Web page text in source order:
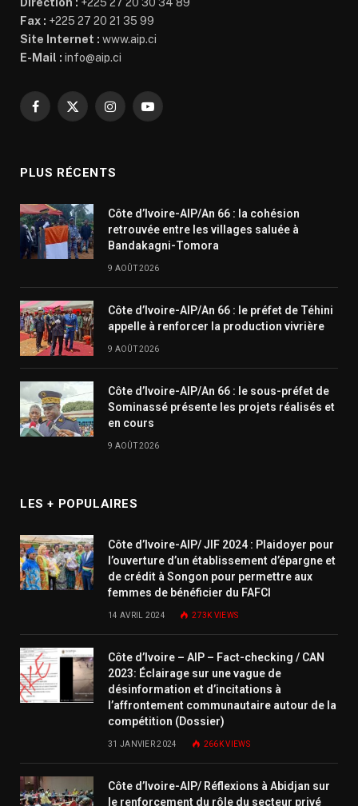
Fax : +225 27 20 21 35 99
Site Internet : www.aip.ci
E-Mail : info@aip.ci
Facebook
X
InstagramYouTube
PLUS RÉCENTS
Côte d’Ivoire-AIP/An 66 : la cohésion
retrouvée entre les villages saluée à
Bandakagni-Tomora
9 AOÛT 2026
Côte d’Ivoire-AIP/An 66 : le préfet de Téhini
appelle à renforcer la production vivrière
9 AOÛT 2026
Côte d’Ivoire-AIP/An 66 : le sous-préfet de
Sominassé présente les projets réalisés et
en cours
9 AOÛT 2026
LES + POPULAIRES
Côte d’Ivoire-AIP/ JIF 2024 : Plaidoyer pour
l’ouverture d’un établissement d’épargne et
de crédit à Songon pour permettre aux
femmes de bénéficier du FAFCI
14 AVRIL 2024 273K VIEWS
Côte d’Ivoire – AIP – Fact-checking / CAN
2023: Éclairage sur une vague de
désinformation et d’incitations à
l’affrontement communautaire autour de la
compétition (Dossier)
31 JANVIER 2024 266KVIEWS
Côte d’Ivoire-AIP/ Réflexions à Abidjan sur
le renforcement du rôle du secteur privé